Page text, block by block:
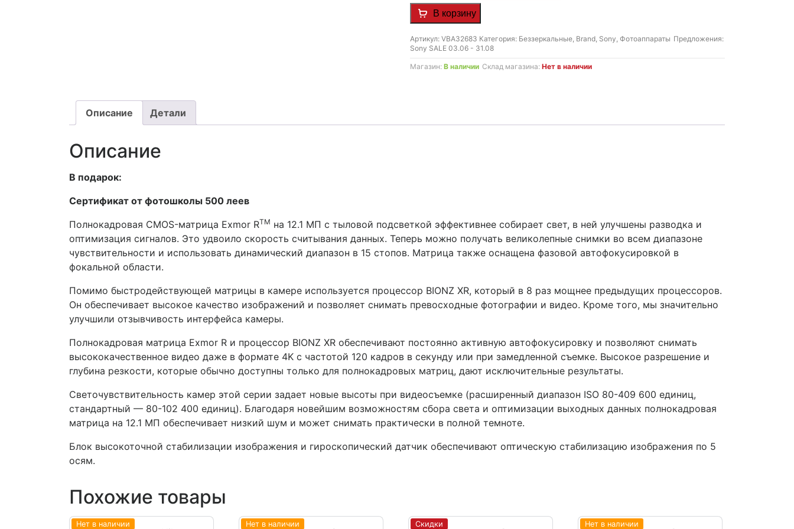
76.990 MDL.
В корзину
Артикул:VBA32683 Категория: Беззеркальные, Brand, Sony,Фотоаппараты Предложения:
Sony SALE 03.06 - 31.08
Магазин:В наличии Склад магазина:Нет в наличии
Описание Детали
Описание
В подарок:
Сертификат от фотошколы 500 леев
Полнокадровая CMOS-матрица Exmor RTM на 12.1 МП с тыловой подсветкой эффективнее собирает свет, в ней улучшены разводка и
оптимизация сигналов. Это удвоило скорость считывания данных. Теперь можно получать великолепные снимки во всем диапазоне
чувствительности и использовать динамический диапазон в 15 стопов. Матрица также оснащена фазовой автофокусировкой в
фокальной области.
Помимо быстродействующей матрицы в камере используется процессор BIONZ XR, который в 8 раз мощнее предыдущих процессоров.
Он обеспечивает высокое качество изображений и позволяет снимать превосходные фотографии и видео. Кроме того, мы значительно
улучшили отзывчивость интерфейса камеры.
Полнокадровая матрица Exmor R и процессор BIONZ XR обеспечивают постоянно активную автофокусировку и позволяют снимать
высококачественное видео даже в формате 4K с частотой 120 кадров в секунду или при замедленной съемке. Высокое разрешение и
глубина резкости, которые обычно доступны только для полнокадровых матриц, дают исключительные результаты.
Светочувствительность камер этой серии задает новые высоты при видеосъемке (расширенный диапазон ISO 80-409 600 единиц,
стандартный — 80-102 400 единиц). Благодаря новейшим возможностям сбора света и оптимизации выходных данных полнокадровая
матрица на 12.1 МП обеспечивает низкий шум и может снимать практически в полной темноте.
Блок высокоточной стабилизации изображения и гироскопический датчик обеспечивают оптическую стабилизацию изображения по 5
осям.
Похожие товары
Нет в наличии
Нет в наличии
Скидки
Нет в наличии